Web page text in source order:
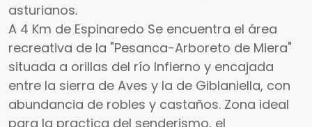
asturianos.
A 4 Km de Espinaredo Se encuentra el área
recreativa de la "Pesanca-Arboreto de Miera"
situada a orillas del río Infierno y encajada
entre la sierra de Aves y la de Giblaniella, con
abundancia de robles y castaños. Zona ideal
para la practica del senderismo, el